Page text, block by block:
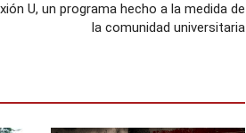
U, un programa hecho a la medida de
la comunidad universitaria